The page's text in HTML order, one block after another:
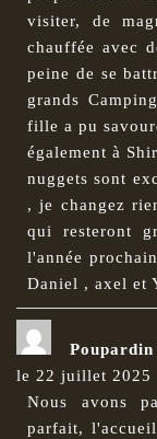
visiter, de
chauffée avec
peine de se
grands
fille a pu
également à
nuggets sont
, je changez
qui resteront
l'année
Daniel , axel et
le 22 juillet 2025
Nous avons
parfait,